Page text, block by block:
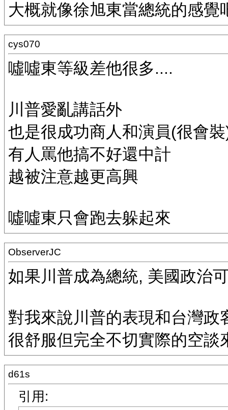
大概就像徐旭東當總統的感覺
cys070
噓噓東等級差他很多....
川普愛亂講話外
也是很成功商人和演員(很會
有人罵他搞不好還中計
越被注意越更高興
噓噓東只會跑去躲起來
ObserverJC
如果川普成為總統, 美國政治
對我來說川普的表現和台灣
很舒服但完全不切實際的空談
d61s
引用: